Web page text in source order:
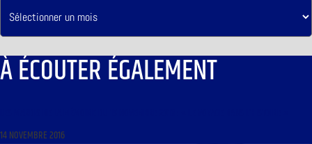
À ÉCOUTER ÉGALEMENT
14 NOVEMBRE 2016